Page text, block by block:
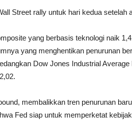
Street rally untuk hari kedua setelah
yang berbasis teknologi naik
yang menghentikan penurunan
Dow Jones Industrial
membalikkan tren penurunan
Fed siap untuk memperketat